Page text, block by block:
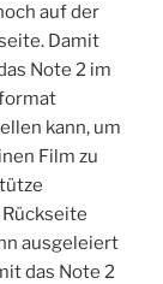
auf der
Damit
Note 2 im
kann, um
Film zu
ausgeleiert
das Note 2